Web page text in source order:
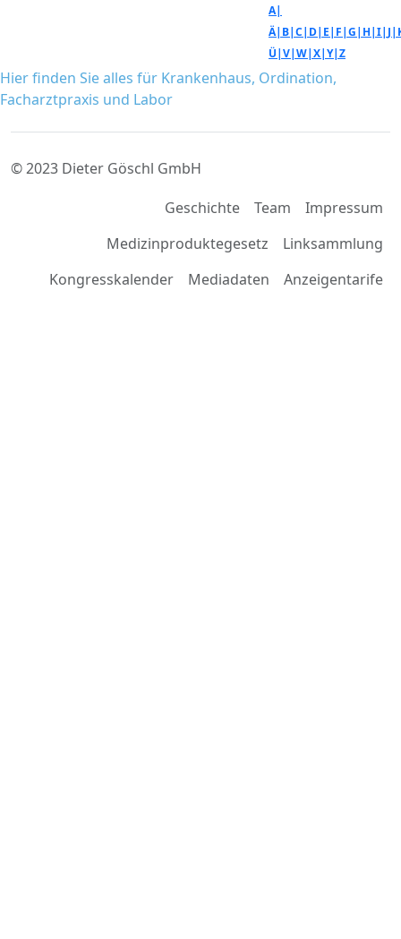
A|
Ä| B|C| D| E| F|G| H|I| J|
Ü|V|W|X|Y|Z
Hier finden Sie alles für Krankenhaus, Ordination,
Facharztpraxis und Labor
© 2023 Dieter Göschl GmbH
Geschichte
Team
Impressum
Medizinproduktegesetz
Linksammlung
Kongresskalender
Mediadaten Anzeigentarife